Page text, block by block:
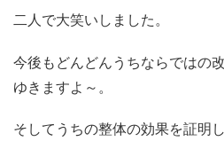
二人で大笑いしました。
今後もどんどんうちならではの
ゆきますよ～。
そしてうちの整体の効果を証明